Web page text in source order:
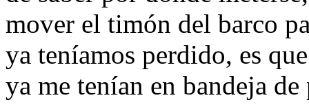
mover el timón del barco
ya teníamos perdido, es
ya me tenían en bandeja